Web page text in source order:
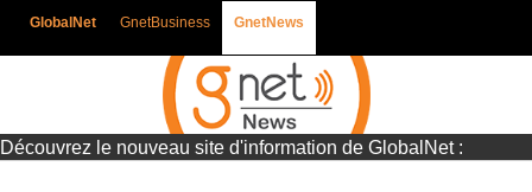
GlobalNet GnetBusiness GnetNews
Découvrez le nouveau site d'information de GlobalNet :